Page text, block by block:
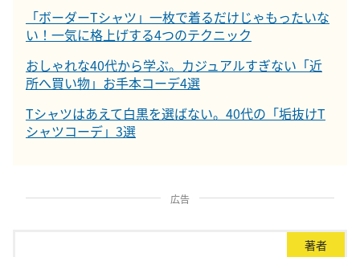
「ボーダーTシャツ」一枚で着るだけじゃもったいな
い！一気に格上げする4つのテクニック
おしゃれな40代から学ぶ。カジュアルすぎない「近
所へ買い物」お手本コーデ4選
Tシャツはあえて白黒を選ばない。40代の「垢抜けT
シャツコーデ」3選
広告
著者